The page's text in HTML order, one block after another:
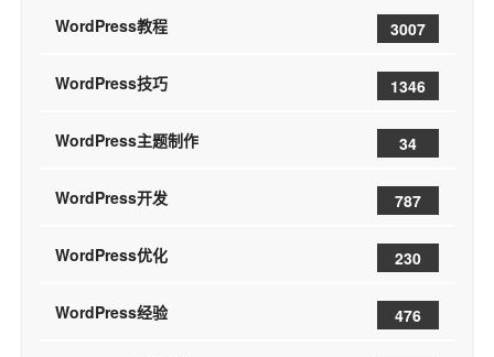
WordPress教程 3007
WordPress技巧 1346
WordPress主题制作 34
WordPress开发 787
WordPress优化 230
WordPress经验 476